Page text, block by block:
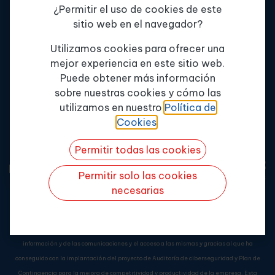
Quiero más info
+34 900 802 262
info@enterpriseformacion.com
Av. de la innovación, 11
Edif. MPE, 41019
Sevilla
Servicios
Formación
Política de Calidad
Misión y Valores
información y de las comunicaciones y el acceso a las mismas y gracias al que ha
conseguido con la implantación del proyecto de Auditoría de ciberseguridad y Plan de
Contingencia para la mejora de competitividad y productividad de la empresa. Esta
¿Permitir el uso de cookies de este
sitio web en el navegador?
Utilizamos cookies para ofrecer una
mejor experiencia en este sitio web.
Puede obtener más información
sobre nuestras cookies y cómo las
utilizamos en nuestro Política de
Cookies.
Permitir todas las cookies
Permitir solo las cookies
necesarias